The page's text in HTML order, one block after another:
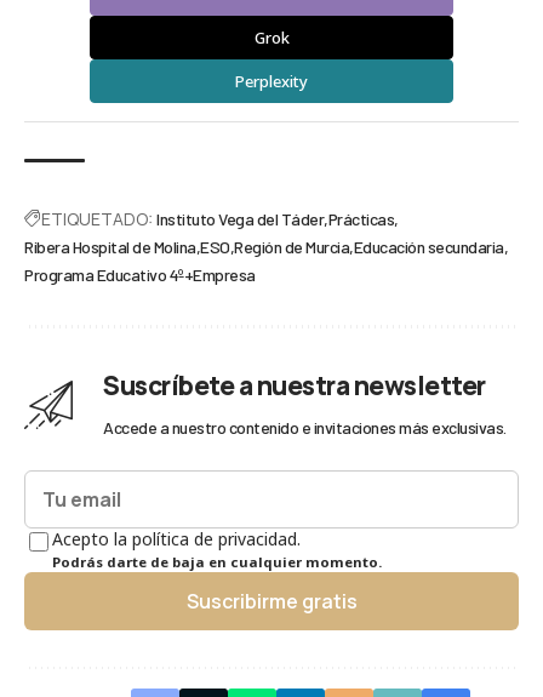
Grok
Perplexity
ETIQUETADO: Instituto Vega del Táder Prácticas
Ribera Hospital de Molina ESO Región de Murcia Educación secundaria
Programa Educativo 4º+Empresa
Suscríbete a nuestra newsletter
Accede a nuestro contenido e invitaciones más exclusivas.
Acepto la política de privacidad.
Podrás darte de baja en cualquier momento.
Suscribirme gratis